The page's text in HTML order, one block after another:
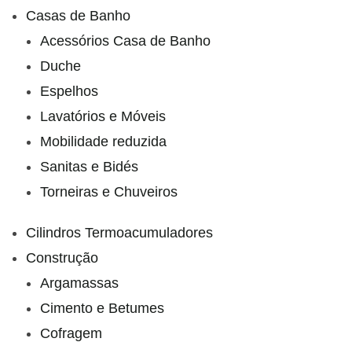
Casas de Banho
Acessórios Casa de Banho
Duche
Espelhos
Lavatórios e Móveis
Mobilidade reduzida
Sanitas e Bidés
Torneiras e Chuveiros
Cilindros Termoacumuladores
Construção
Argamassas
Cimento e Betumes
Cofragem